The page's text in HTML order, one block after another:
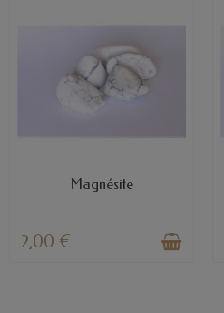
EN STOCK
Magnésite
2,00 €